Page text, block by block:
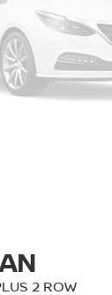
2 ROW